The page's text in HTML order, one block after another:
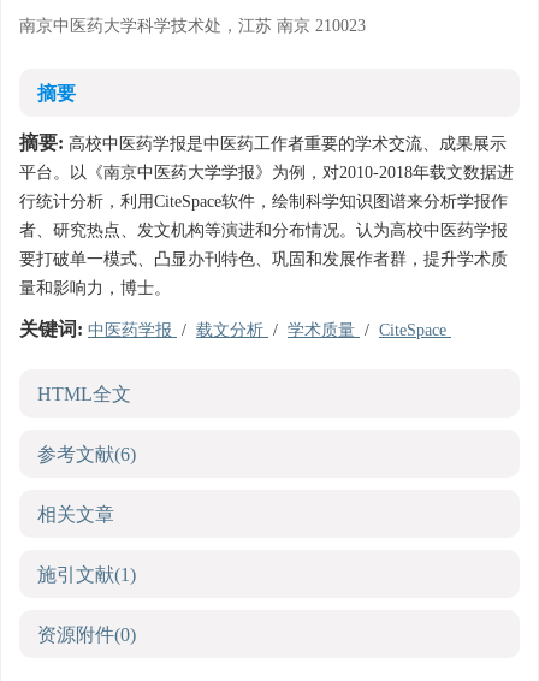
南京中医药大学科学技术处，江苏 南京 210023
摘要
摘要: 高校中医药学报是中医药工作者重要的学术交流、成果展示
平台。以《南京中医药大学学报》为例，对2010-2018年载文数据进
行统计分析，利用CiteSpace软件，绘制科学知识图谱来分析学报作
者、研究热点、发文机构等演进和分布情况。认为高校中医药学报
要打破单一模式、凸显办刊特色、巩固和发展作者群，提升学术质
量和影响力，博士。
关键词: 中医药学报 / 载文分析 / 学术质量 / CiteSpace
HTML全文
参考文献(6)
相关文章
施引文献(1)
资源附件(0)